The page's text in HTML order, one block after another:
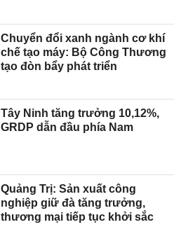
Chuyển đổi xanh ngành cơ khí
chế tạo máy: Bộ Công Thương
tạo đòn bẩy phát triển
Tây Ninh tăng trưởng 10,12%,
GRDP dẫn đầu phía Nam
Quảng Trị: Sản xuất công
nghiệp giữ đà tăng trưởng,
thương mại tiếp tục khởi sắc